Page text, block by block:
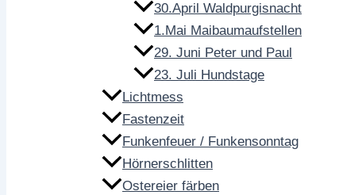
30.April Waldpurgisnacht
1.Mai Maibaumaufstellen
29. Juni Peter und Paul
23. Juli Hundstage
Lichtmess
Fastenzeit
Funkenfeuer / Funkensonntag
Hörnerschlitten
Ostereier färben